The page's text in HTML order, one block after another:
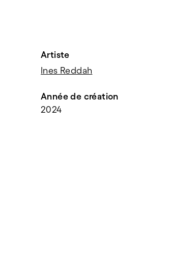
Artiste
Ines Reddah
Année de création
2024